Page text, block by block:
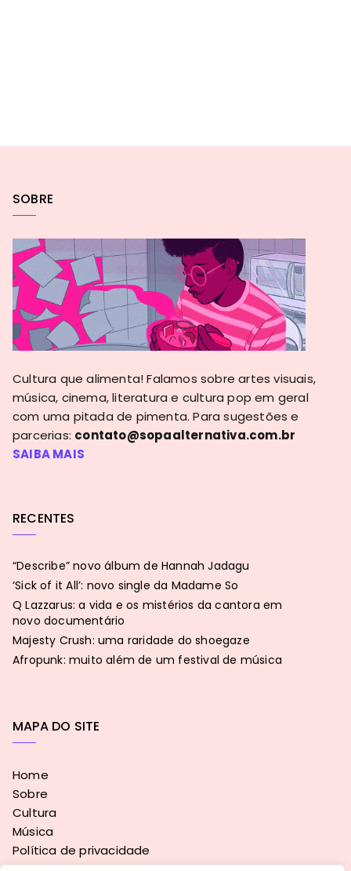
SOBRE
Cultura que alimenta! Falamos sobre artes visuais,
música, cinema, literatura e cultura pop em geral
com uma pitada de pimenta. Para sugestões e
parcerias: contato@sopaalternativa.com.br
SAIBA MAIS
RECENTES
“Describe” novo álbum de Hannah Jadagu
‘Sick of it All’: novo single da Madame So
Q Lazzarus: a vida e os mistérios da cantora em
novo documentário
Majesty Crush: uma raridade do shoegaze
Afropunk: muito além de um festival de música
MAPA DO SITE
Home
Sobre
Cultura
Música
Política de privacidade